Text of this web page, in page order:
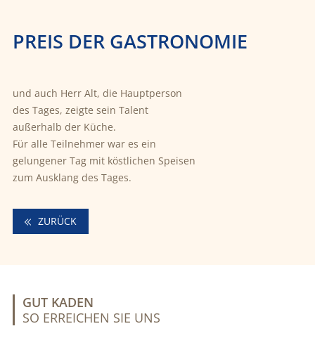
PREIS DER GASTRONOMIE
und auch Herr Alt, die Hauptperson
des Tages, zeigte sein Talent
außerhalb der Küche.
Für alle Teilnehmer war es ein
gelungener Tag mit köstlichen Speisen
zum Ausklang des Tages.
ZURÜCK
GUT KADEN
SO ERREICHEN SIE UNS